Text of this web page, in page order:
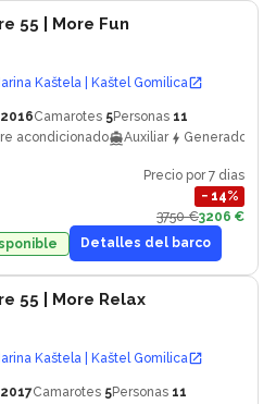
55 | More Fun
Kaštela | Kaštel Gomilica
2016Camarotes 5Personas 11
acondicionado
Auxiliar Generador
Precio por 7 dias
− 14%
3750 €3206 €
Detalles del barco
55 | More Relax
Kaštela | Kaštel Gomilica
2017Camarotes 5Personas 11